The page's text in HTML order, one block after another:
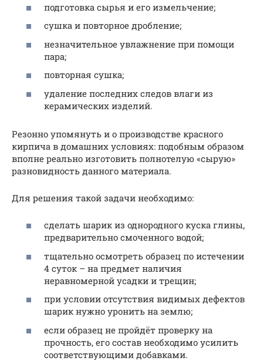
подготовка сырья и его измельчение;
сушка и повторное дробление;
незначительное увлажнение при помощи
пара;
повторная сушка;
удаление последних следов влаги из
керамических изделий.
Резонно упомянуть и о производстве красного
кирпича в домашних условиях: подобным образом
вполне реально изготовить полнотелую «сырую»
разновидность данного материала.
Для решения такой задачи необходимо:
сделать шарик из однородного куска глины,
предварительно смоченного водой;
тщательно осмотреть образец по истечении
4 суток – на предмет наличия
неравномерной усадки и трещин;
при условии отсутствия видимых дефектов
шарик нужно уронить на землю;
если образец не пройдёт проверку на
прочность, его состав необходимо усилить
соответствующими добавками.